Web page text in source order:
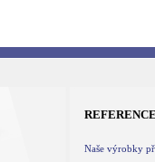
Naše výrobky